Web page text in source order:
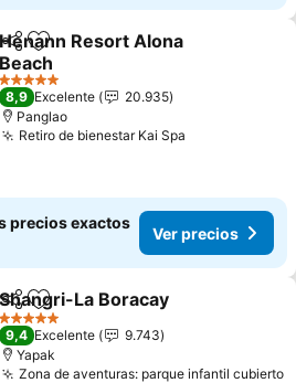
CompartirAgregar a favoritos
Henann Resort Alona
Beach
5 Estrellas
8,9 Excelente
20.935
Panglao
Retiro de bienestar Kai Spa
precios exactos
Ver precios
CompartirAgregar a favoritos
Shangri-La Boracay
5 Estrellas
9,4 Excelente
9.743
Yapak
Zona de aventuras: parque infantil cubierto